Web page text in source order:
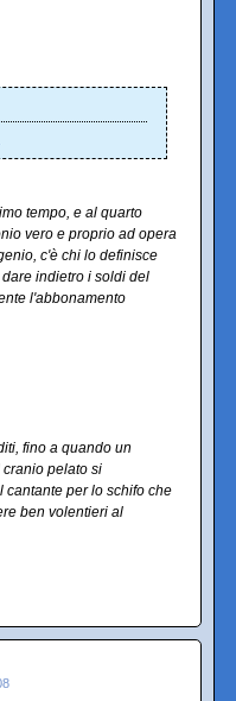
tempo, e al quarto
vero e proprio ad opera
c'è chi lo definisce
indietro i soldi del
l'abbonamento
fino a quando un
pelato si
cantante per lo schifo che
ben volentieri al